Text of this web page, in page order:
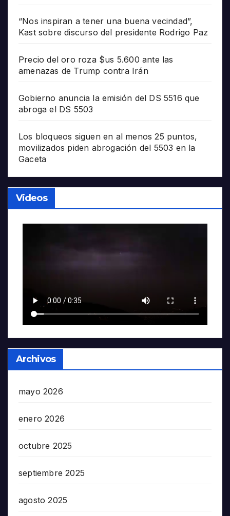
“Nos inspiran a tener una buena vecindad”,
Kast sobre discurso del presidente Rodrigo Paz
Precio del oro roza $us 5.600 ante las
amenazas de Trump contra Irán
Gobierno anuncia la emisión del DS 5516 que
abroga el DS 5503
Los bloqueos siguen en al menos 25 puntos,
movilizados piden abrogación del 5503 en la
Gaceta
Videos
Archivos
mayo 2026
enero 2026
octubre 2025
septiembre 2025
agosto 2025